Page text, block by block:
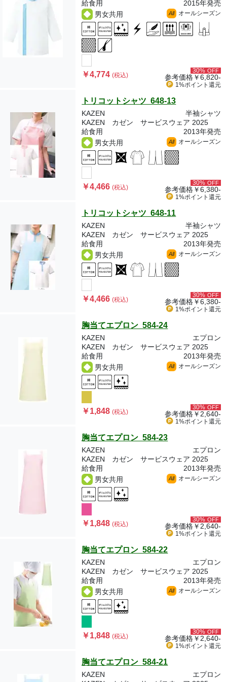
給食用
2015年発売
男女共用
All オールシーズン
￥4,774(税込)
30% OFF
参考価格￥6,820-
1%ポイント 還元
トリコットシャツ 648-13
KAZEN
半袖シャツ
KAZEN カゼン サービスウェア 2025
給食用
2013年発売
男女共用
All オールシーズン
￥4,466(税込)
30% OFF
参考価格￥6,380-
1%ポイント 還元
トリコットシャツ 648-11
KAZEN
半袖シャツ
KAZEN カゼン サービスウェア 2025
給食用
2013年発売
男女共用
All オールシーズン
￥4,466(税込)
30% OFF
参考価格￥6,380-
1%ポイント 還元
胸当てエプロン 584-24
KAZEN
エプロン
KAZEN カゼン サービスウェア 2025
給食用
2013年発売
男女共用
All オールシーズン
￥1,848(税込)
30% OFF
参考価格￥2,640-
1%ポイント 還元
胸当てエプロン 584-23
KAZEN
エプロン
KAZEN カゼン サービスウェア 2025
給食用
2013年発売
男女共用
All オールシーズン
￥1,848(税込)
30% OFF
参考価格￥2,640-
1%ポイント 還元
胸当てエプロン 584-22
KAZEN
エプロン
KAZEN カゼン サービスウェア 2025
給食用
2013年発売
男女共用
All オールシーズン
￥1,848(税込)
30% OFF
参考価格￥2,640-
1%ポイント 還元
胸当てエプロン 584-21
KAZEN
エプロン